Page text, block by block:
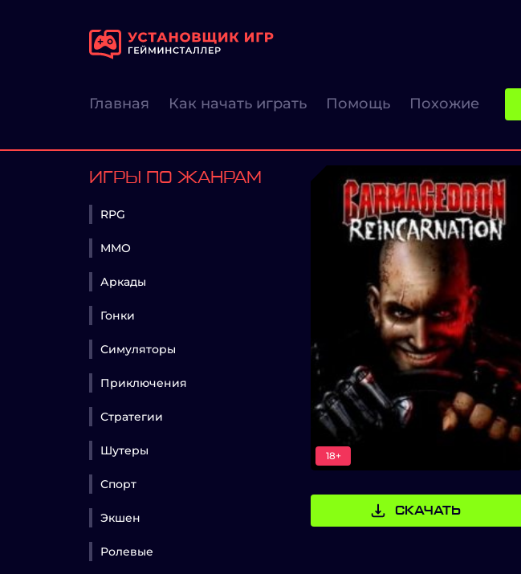
Главная Как начать играть Помощь Похожие
ИГРЫ ПО ЖАНРАМ
RPG
MMO
Аркады
Гонки
Симуляторы
Приключения
Стратегии
Шутеры
Спорт
Экшен
Ролевые
18+
СКАЧАТЬ